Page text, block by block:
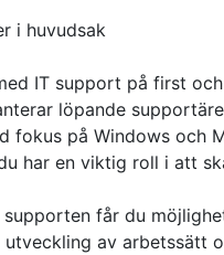
i huvudsak
IT support på first
löpande
fokus på Windows och
har en viktig roll i att
får du
av arbetssätt